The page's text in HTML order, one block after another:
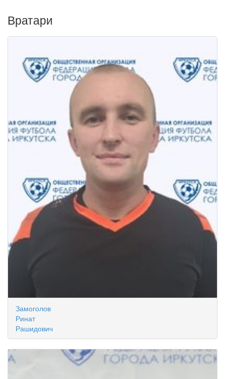
Вратари
Замоголов
Ринат
Рашидович